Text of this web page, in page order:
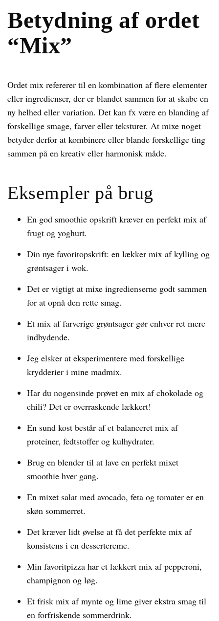
Betydning af ordet
“Mix”
Ordet mix refererer til en kombination af flere elementer
eller ingredienser, der er blandet sammen for at skabe en
ny helhed eller variation. Det kan fx være en blanding af
forskellige smage, farver eller teksturer. At mixe noget
betyder derfor at kombinere eller blande forskellige ting
sammen på en kreativ eller harmonisk måde.
Eksempler på brug
En god smoothie opskrift kræver en perfekt mix af
frugt og yoghurt.
Din nye favoritopskrift: en lækker mix af kylling og
grøntsager i wok.
Det er vigtigt at mixe ingredienserne godt sammen
for at opnå den rette smag.
Et mix af farverige grøntsager gør enhver ret mere
indbydende.
Jeg elsker at eksperimentere med forskellige
krydderier i mine madmix.
Har du nogensinde prøvet en mix af chokolade og
chili? Det er overraskende lækkert!
En sund kost består af et balanceret mix af
proteiner, fedtstoffer og kulhydrater.
Brug en blender til at lave en perfekt mixet
smoothie hver gang.
En mixet salat med avocado, feta og tomater er en
skøn sommerret.
Det kræver lidt øvelse at få det perfekte mix af
konsistens i en dessertcreme.
Min favoritpizza har et lækkert mix af pepperoni,
champignon og løg.
Et frisk mix af mynte og lime giver ekstra smag til
en forfriskende sommerdrink.